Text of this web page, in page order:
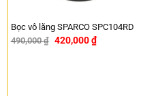
Bọc vô lăng SPARCO SPC104RD
490,000₫ 420,000₫